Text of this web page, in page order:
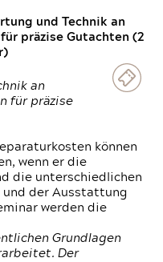
und Technik an
präzise Gutachten (2
an
für präzise
können
wenn er die
die unterschiedlichen
und der Ausstattung
werden die
Grundlagen
Der